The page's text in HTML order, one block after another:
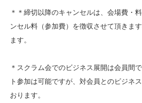
＊＊締切以降のキャンセルは、会場費・
ンセル料（参加費）を徴収させて頂きま
ます。
＊スクラム会でのビジネス展開は会員間
ト参加は可能ですが、対会員とのビジネ
おります。